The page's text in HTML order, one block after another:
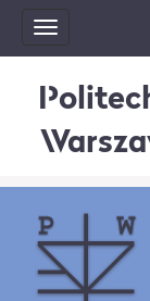
Toggle
navigation